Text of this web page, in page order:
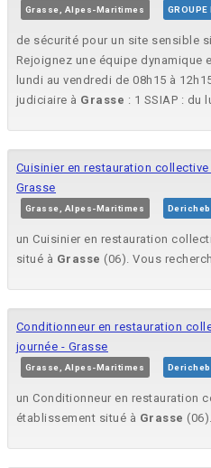
Grasse, Alpes-Maritimes GROUPE
de sécurité pour un site sensible
Rejoignez une équipe dynamique
lundi au vendredi de 08h15 à
judiciaire à Grasse : 1 SSIAP : du
Cuisinier en restauration
Grasse
Grasse, Alpes-Maritimes
un Cuisinier en restauration
situé à Grasse (06). Vous
Conditionneur en restauration
journée - Grasse
Grasse, Alpes-Maritimes
un Conditionneur en restauration
établissement situé à Grasse